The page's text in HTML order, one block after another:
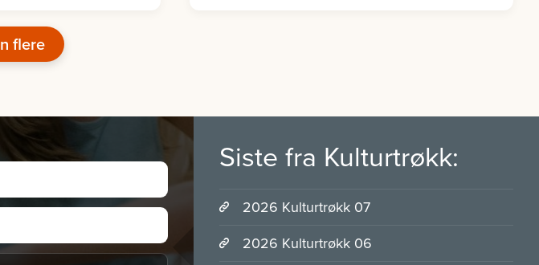
flere
Siste fra Kulturtrøkk:
2026 Kulturtrøkk 07
2026 Kulturtrøkk 06